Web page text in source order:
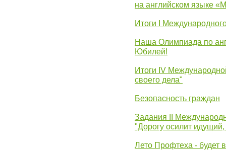
на английском языке
Итоги I
Наша Олимпиада по
Юбилей!
Итоги IV
своего дела"
Безопасность граждан
Задания II
"Дорогу осилит
Лето Профтеха - будет